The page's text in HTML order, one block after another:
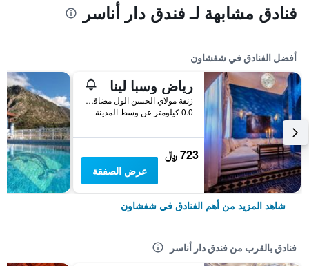
فنادق مشابهة لـ فندق دار أناسر
أفضل الفنادق في شفشاون
رياض وسبا لينا
زنقة مولاي الحسن الول مضاقة حي الندلس المدينة القديمة, شفشاون, المغرب
0.0 كيلومتر عن وسط المدينة
723 ﷼
عرض الصفقة
شاهد المزيد من أهم الفنادق في شفشاون
فنادق بالقرب من فندق دار أناسر